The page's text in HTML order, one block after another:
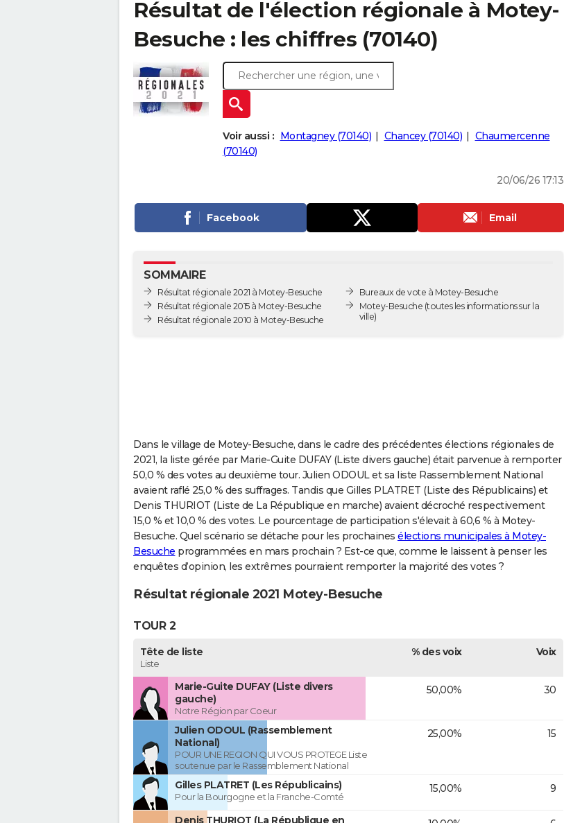
Résultat de l'élection régionale à Motey-
Besuche : les chiffres (70140)
Voir aussi : Montagney (70140) Chancey (70140)
Chaumercenne
(70140)
20/06/26 17:13
Facebook Email
SOMMAIRE
Résultat régionale 2021 à Motey-Besuche
Résultat régionale 2015 à Motey-Besuche
Résultat régionale 2010 à Motey-Besuche
Bureaux de vote à Motey-Besuche
Motey-Besuche (toutes les informations sur la
ville)
Dans le village de Motey-Besuche, dans le cadre des précédentes élections régionales de
2021, la liste gérée par Marie-Guite DUFAY (Liste divers gauche) était parvenue à remporter
50,0 % des votes au deuxième tour. Julien ODOUL et sa liste Rassemblement National
avaient raflé 25,0 % des suffrages. Tandis que Gilles PLATRET (Liste des Républicains) et
Denis THURIOT (Liste de La République en marche) avaient décroché respectivement
15,0 % et 10,0 % des votes. Le pourcentage de participation s'élevait à 60,6 % à Motey-
Besuche. Quel scénario se détache pour les prochaines élections municipales à Motey-
Besuche programmées en mars prochain ? Est-ce que, comme le laissent à penser les
enquêtes d’opinion, les extrêmes pourraient remporter la majorité des votes ?
Résultat régionale 2021 Motey-Besuche
TOUR 2
Tête de liste
Liste
% des voix Voix
Marie-Guite DUFAY (Liste divers
gauche)
Notre Région par Coeur
50,00% 30
Julien ODOUL (Rassemblement
National)
POUR UNE REGION QUI VOUS PROTEGE Liste
soutenue par le Rassemblement National
25,00% 15
Gilles PLATRET (Les Républicains)
Pour la Bourgogne et la Franche-Comté
15,00% 9